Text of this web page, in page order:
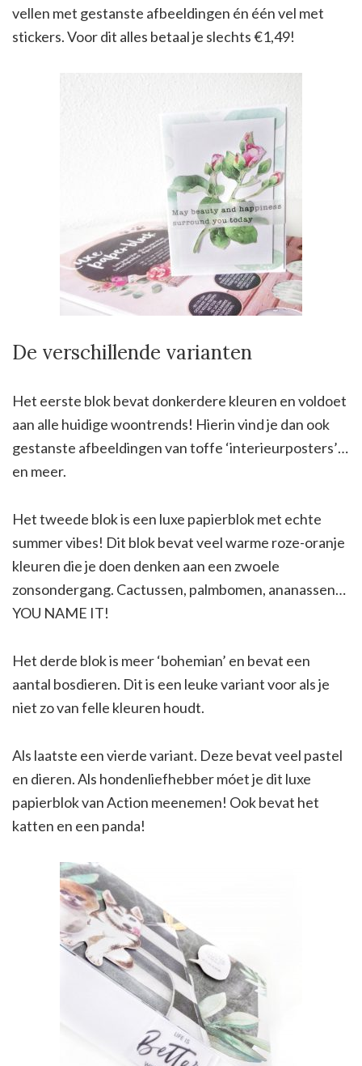
vellen met gestanste afbeeldingen én één vel met
stickers. Voor dit alles betaal je slechts €1,49!
De verschillende varianten
Het eerste blok bevat donkerdere kleuren en voldoet
aan alle huidige woontrends! Hierin vind je dan ook
gestanste afbeeldingen van toffe ‘interieurposters’…
en meer.
Het tweede blok is een luxe papierblok met echte
summer vibes! Dit blok bevat veel warme roze-oranje
kleuren die je doen denken aan een zwoele
zonsondergang. Cactussen, palmbomen, ananassen…
YOU NAME IT!
Het derde blok is meer ‘bohemian’ en bevat een
aantal bosdieren. Dit is een leuke variant voor als je
niet zo van felle kleuren houdt.
Als laatste een vierde variant. Deze bevat veel pastel
en dieren. Als hondenliefhebber móet je dit luxe
papierblok van Action meenemen! Ook bevat het
katten en een panda!